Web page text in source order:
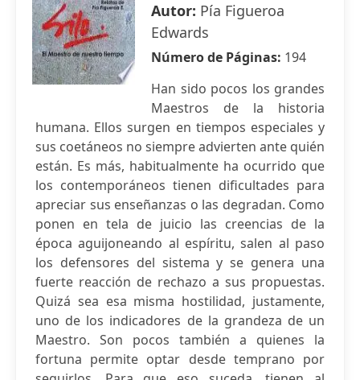
Autor: Pía Figueroa
Edwards
Número de Páginas: 194
Han sido pocos los grandes
Maestros de la historia
humana. Ellos surgen en tiempos especiales y
sus coetáneos no siempre advierten ante quién
están. Es más, habitualmente ha ocurrido que
los contemporáneos tienen dificultades para
apreciar sus enseñanzas o las degradan. Como
ponen en tela de juicio las creencias de la
época aguijoneando al espíritu, salen al paso
los defensores del sistema y se genera una
fuerte reacción de rechazo a sus propuestas.
Quizá sea esa misma hostilidad, justamente,
uno de los indicadores de la grandeza de un
Maestro. Son pocos también a quienes la
fortuna permite optar desde temprano por